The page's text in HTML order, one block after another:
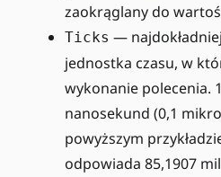
zaokrąglany do
Ticks —
jednostka czasu, w
wykonanie polecenia.
nanosekund (0,1
powyższym
odpowiada 85,1907